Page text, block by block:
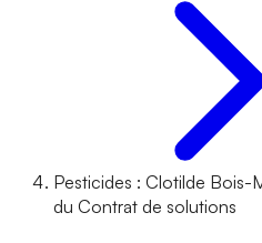
Pesticides : Clotilde Bois-
du Contrat de solutions